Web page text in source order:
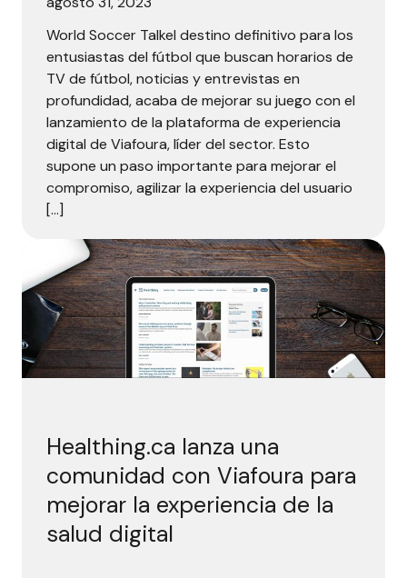
World Soccer Talkel destino definitivo para los
entusiastas del fútbol que buscan horarios de
TV de fútbol, noticias y entrevistas en
profundidad, acaba de mejorar su juego con el
lanzamiento de la plataforma de experiencia
digital de Viafoura, líder del sector. Esto
supone un paso importante para mejorar el
compromiso, agilizar la experiencia del usuario
[…]
Healthing.ca lanza una
comunidad con Viafoura para
mejorar la experiencia de la
salud digital